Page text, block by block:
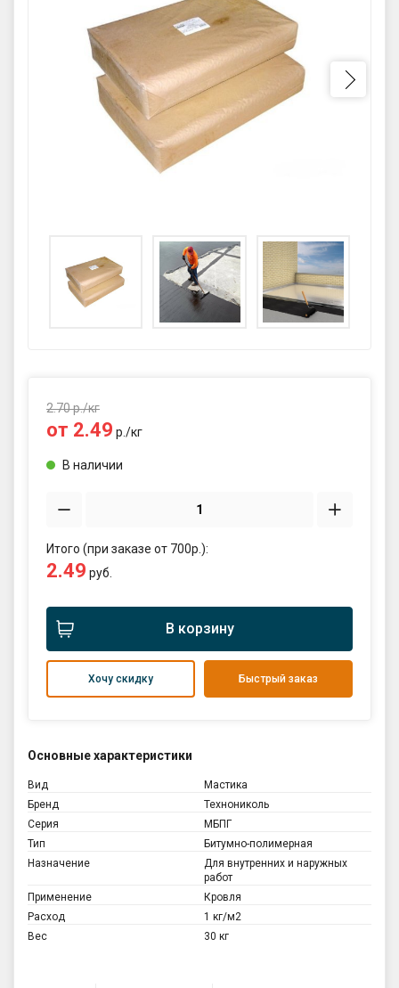
GPS координаты проезда к
53.85987990162563,27.420653302
90123
sales@profkomplekt.by
Основные характеристики
Вид
Мастика
Бренд
Технониколь
Серия
МБПГ
Тип
Битумно-полимерная
Назначение
Для внутренних и наружных
работ
Применение
Кровля
Расход
1 кг/м2
Вес
30 кг
2.70р./кг
от 2.49 р./кг
В наличии
Итого (при заказе от 700р.):
2.49 руб.
В корзину
Хочу скидку Быстрый заказ